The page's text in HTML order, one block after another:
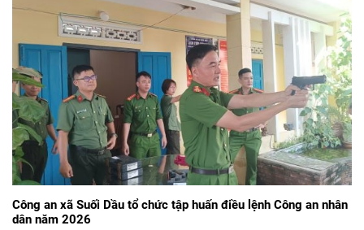
Công an xã Suối Dầu tổ chức tập huấn điều lệnh Công an nhân
dân năm 2026